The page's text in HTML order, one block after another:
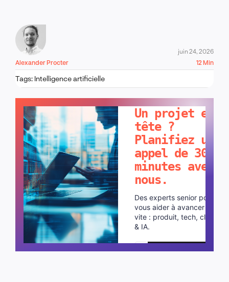
Alexander Procter
juin 24, 2026
12 Min
Tags: Intelligence artificielle
Un projet en
tête ?
Planifiez un
appel de 30
minutes avec
nous.
Des experts senior pour
vous aider à avancer plus
vite : produit, tech, cloud
& IA.
Planifier un appel